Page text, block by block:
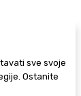
sve svoje
Ostanite